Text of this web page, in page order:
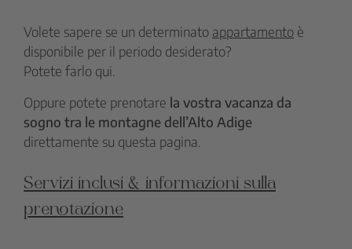
Volete sapere se un determinato appartamento è
disponibile per il periodo desiderato?
Potete farlo qui.
Oppure potete prenotare la vostra vacanza da
sogno tra le montagne dell’Alto Adige
direttamente su questa pagina.
Servizi inclusi & informazioni sulla
prenotazione